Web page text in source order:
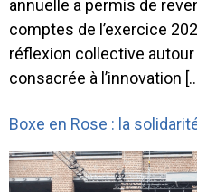
annuelle a permis de
comptes de l’exercice
réflexion collective autour
consacrée à l’innovation
Boxe en Rose : la